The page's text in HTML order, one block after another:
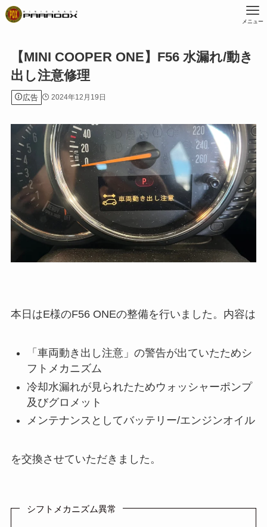
メニュー
【MINI COOPER ONE】F56 水漏れ/動き
出し注意修理
広告 2024年12月19日
本日はE様のF56 ONEの整備を行いました。内容は
「車両動き出し注意」の警告が出ていたためシ
フトメカニズム
冷却水漏れが見られたためウォッシャーポンプ
及びグロメット
メンテナンスとしてバッテリー/エンジンオイル
を交換させていただきました。
シフトメカニズム異常